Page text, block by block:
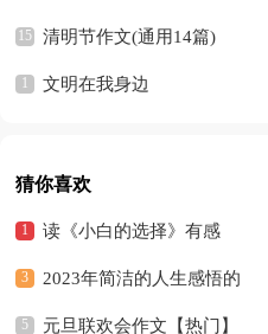
清明节作文(通用14篇)
文明在我身边
猜你喜欢
读《小白的选择》有感
2023年简洁的人生感悟的
好句摘录36条
元旦联欢会作文【热门】